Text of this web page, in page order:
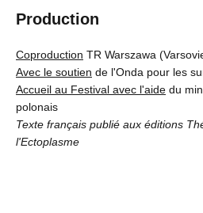
Production
Coproduction TR Warszawa
Avec le soutien de l'Onda pour les
Accueil au Festival avec l'aide du
polonais
Texte français publié aux éditions
l'Ectoplasme